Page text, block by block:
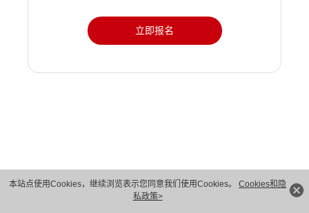
本站点使用Cookies，继续浏览表示您同意我们使用Cookies。 Cookies和隐
私政策>
立即报名
版权所有 © 华为技术有限公司 1998-2026。 保留一切权利。粤A2-20044005号
隐私保护
法律声明